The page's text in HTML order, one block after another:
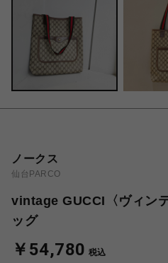
ノークス
仙台PARCO
vintage GUCCI〈ヴィン
ッグ
￥54,780 税込